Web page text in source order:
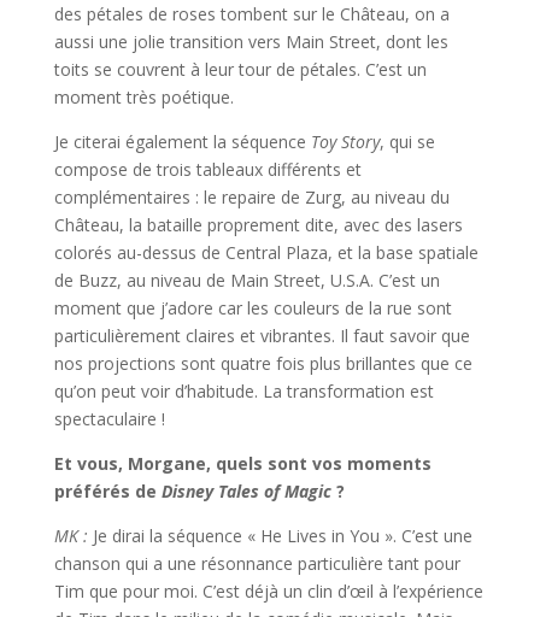
des pétales de roses tombent sur le Château, on a
aussi une jolie transition vers Main Street, dont les
toits se couvrent à leur tour de pétales. C’est un
moment très poétique.
Je citerai également la séquence Toy Story, qui se
compose de trois tableaux différents et
complémentaires : le repaire de Zurg, au niveau du
Château, la bataille proprement dite, avec des lasers
colorés au-dessus de Central Plaza, et la base spatiale
de Buzz, au niveau de Main Street, U.S.A. C’est un
moment que j’adore car les couleurs de la rue sont
particulièrement claires et vibrantes. Il faut savoir que
nos projections sont quatre fois plus brillantes que ce
qu’on peut voir d’habitude. La transformation est
spectaculaire !
Et vous, Morgane, quels sont vos moments
préférés de Disney Tales of Magic?
MK : Je dirai la séquence « He Lives in You ». C’est une
chanson qui a une résonnance particulière tant pour
Tim que pour moi. C’est déjà un clin d’œil à l’expérience